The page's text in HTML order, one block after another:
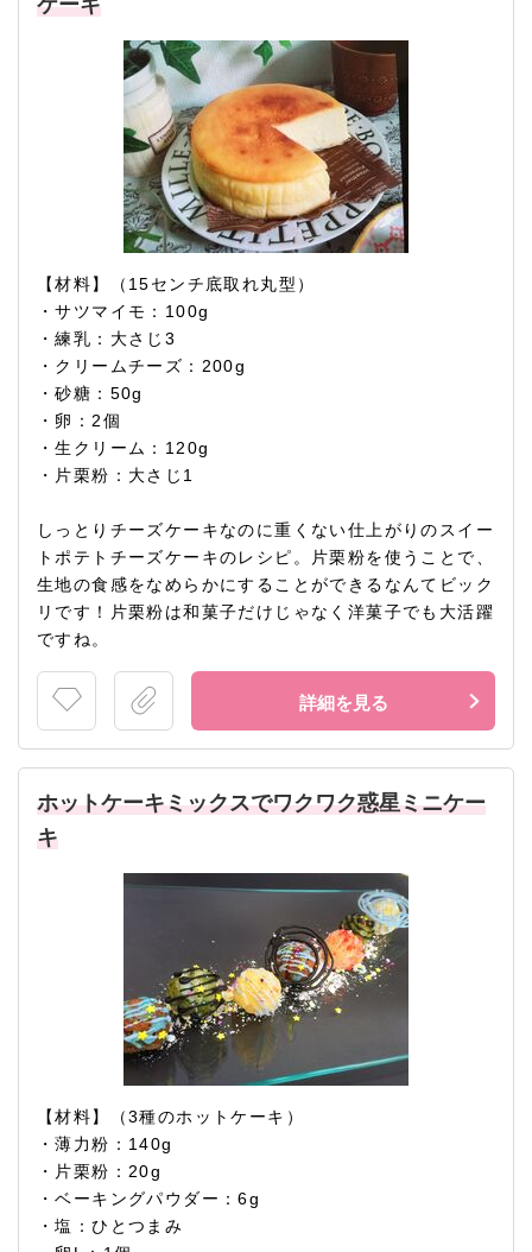
【材料】（15センチ底取れ丸型）
・サツマイモ：100g
・練乳：大さじ3
・クリームチーズ：200g
・砂糖：50g
・卵：2個
・生クリーム：120g
・片栗粉：大さじ1
しっとりチーズケーキなのに重くない仕上がりのスイー
トポテトチーズケーキのレシピ。片栗粉を使うことで、
生地の食感をなめらかにすることができるなんてビック
リです！片栗粉は和菓子だけじゃなく洋菓子でも大活躍
ですね。
詳細を見る
ホットケーキミックスでワクワク惑星ミニケー
キ
【材料】（3種のホットケーキ）
・薄力粉：140g
・片栗粉：20g
・ベーキングパウダー：6g
・塩：ひとつまみ